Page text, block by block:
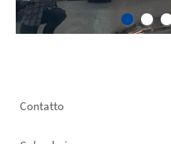
Footer
Contatto